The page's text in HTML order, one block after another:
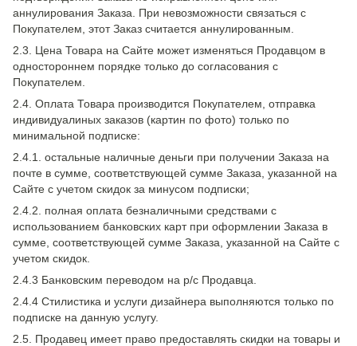
аннулирования Заказа. При невозможности связаться с
Покупателем, этот Заказ считается аннулированным.
2.3. Цена Товара на Сайте может изменяться Продавцом в
одностороннем порядке только до согласования с
Покупателем.
2.4. Оплата Товара производится Покупателем, отправка
индивидуалиных заказов (картин по фото) только по
минимальной подписке:
2.4.1. остальные наличные деньги при получении Заказа на
почте в сумме, соответствующей сумме Заказа, указанной на
Сайте с учетом скидок за минусом подписки;
2.4.2. полная оплата безналичными средствами с
использованием банковских карт при оформлении Заказа в
сумме, соответствующей сумме Заказа, указанной на Сайте с
учетом скидок.
2.4.3 Банковским переводом на р/с Продавца.
2.4.4 Стилистика и услуги дизайнера выполняются только по
подписке на данную услугу.
2.5. Продавец имеет право предоставлять скидки на товары и